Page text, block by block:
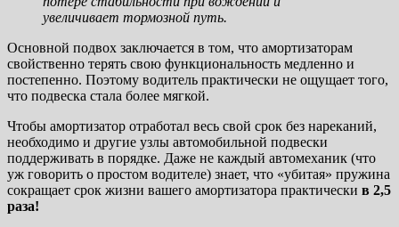
увеличивает тормозной путь.
Основной подвох заключается в том, что амортизаторам
свойственно терять свою функциональность медленно и
постепенно. Поэтому водитель практически не ощущает того,
что подвеска стала более мягкой.
Чтобы амортизатор отработал весь свой срок без нареканий,
необходимо и другие узлы автомобильной подвески
поддерживать в порядке. Даже не каждый автомеханик (что
уж говорить о простом водителе) знает, что «убитая» пружина
сокращает срок жизни вашего амортизатора практически в 2,5
раза!